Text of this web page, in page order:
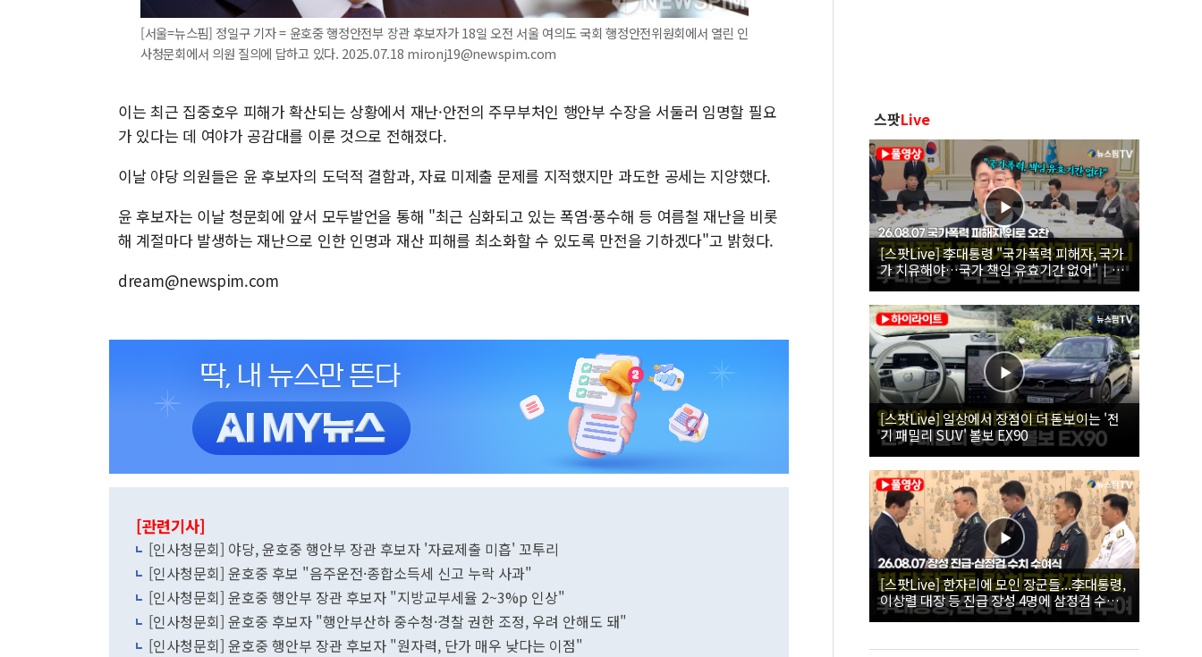
[서울=뉴스핌] 정일구 기자 = 윤호중 행정안전부 장관 후보자가 18일 오전 서울 여의도 국회 행정안전위원회에서 열린 인
사청문회에서 의원 질의에 답하고 있다. 2025.07.18 mironj19@newspim.com
이는 최근 집중호우 피해가 확산되는 상황에서 재난·안전의 주무부처인 행안부 수장을 서둘러 임명할 필요
가 있다는 데 여야가 공감대를 이룬 것으로 전해졌다.
이날 야당 의원들은 윤 후보자의 도덕적 결함과, 자료 미제출 문제를 지적했지만 과도한 공세는 지양했다.
윤 후보자는 이날 청문회에 앞서 모두발언을 통해 "최근 심화되고 있는 폭염·풍수해 등 여름철 재난을 비롯
해 계절마다 발생하는 재난으로 인한 인명과 재산 피해를 최소화할 수 있도록 만전을 기하겠다"고 밝혔다.
dream@newspim.com
[관련기사]
[인사청문회] 야당, 윤호중 행안부 장관 후보자 '자료제출 미흡' 꼬투리
[인사청문회] 윤호중 후보 "음주운전·종합소득세 신고 누락 사과"
[인사청문회] 윤호중 행안부 장관 후보자 "지방교부세율 2~3%p 인상"
[인사청문회] 윤호중 후보자 "행안부산하 중수청·경찰 권한 조정, 우려 안해도 돼"
[인사청문회] 윤호중 행안부 장관 후보자 "원자력, 단가 매우 낮다는 이점"
스팟Live
[스팟Live] 李대통령 "국가폭력 피해자, 국가
가 치유해야…국가 책임 유효기간 없어"｜
26.08.07 국가폭력 피해자 위로 오찬
[스팟Live] 일상에서 장점이 더 돋보이는 '전
기 패밀리 SUV' 볼보 EX90
[스팟Live] 한자리에 모인 장군들...李대통령,
이상렬 대장 등 진급 장성 4명에 삼정검 수치
직접 수여｜26.08.07 장성 진급·삼정검 수치